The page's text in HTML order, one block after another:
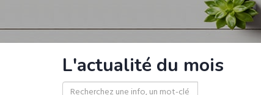
L'actualité du mois